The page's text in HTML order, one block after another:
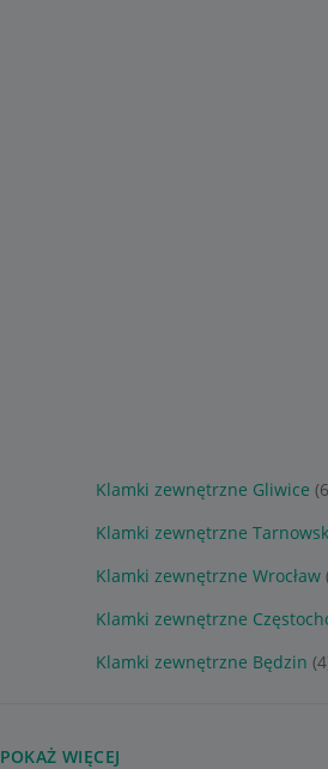
Klamki zewnętrzne Gliwice
Klamki zewnętrzne
Klamki zewnętrzne Wrocław
Klamki zewnętrzne
Klamki zewnętrzne Będzin
POKAŻ WIĘCEJ